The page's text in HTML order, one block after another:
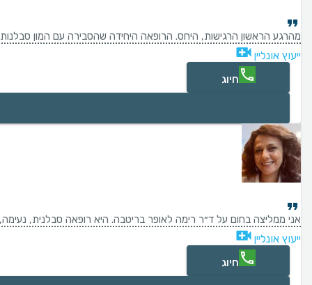
מהרגע הראשון הרגישות, היחס. הרופאה היחידה שהסבירה עם המון
ייעוץ אונליין
חיוג
אני ממליצה בחום על ד״ר רימה לאופר בריטבה. היא רופאה סבלנית,
ייעוץ אונליין
חיוג